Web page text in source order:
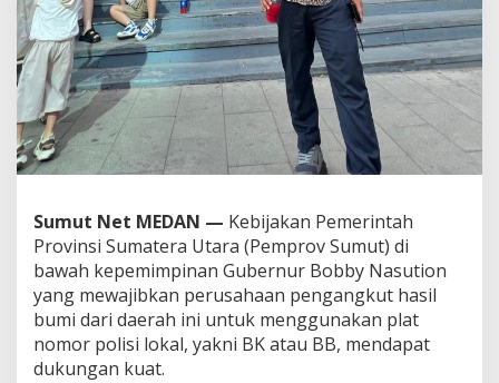
d
I
r
h
a
m
T
a
j
i
O
p
t
i
m
a
Sumut Net MEDAN — Kebijakan Pemerintah
Provinsi Sumatera Utara (Pemprov Sumut) di
bawah kepemimpinan Gubernur Bobby Nasution
yang mewajibkan perusahaan pengangkut hasil
bumi dari daerah ini untuk menggunakan plat
nomor polisi lokal, yakni BK atau BB, mendapat
dukungan kuat.